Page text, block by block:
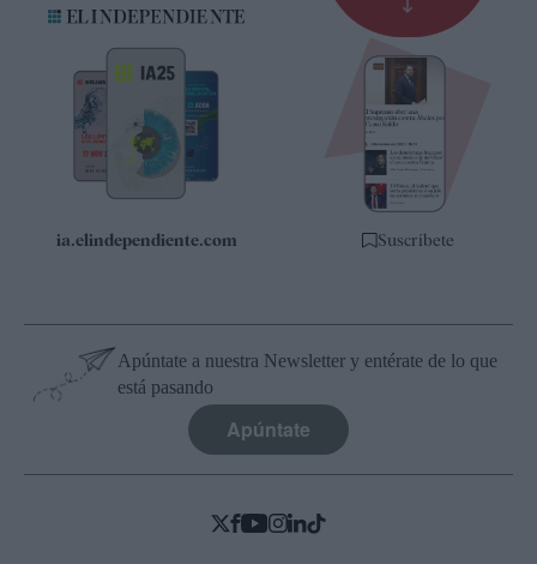
Quiénes somos
Especificaciones
ia.elindependiente.com Suscríbete
Apúntate a nuestra Newsletter y entérate de lo que
está pasando
Apúntate